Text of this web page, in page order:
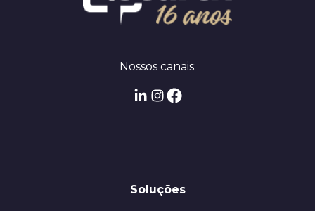
Nossos canais:
Soluções